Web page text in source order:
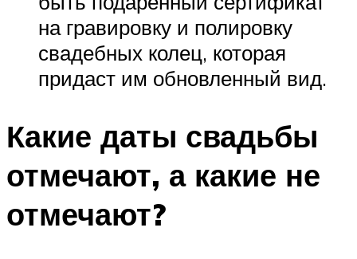
на гравировку и полировку
свадебных колец, которая
придаст им обновленный вид.
Какие даты свадьбы
отмечают, а какие не
отмечают?